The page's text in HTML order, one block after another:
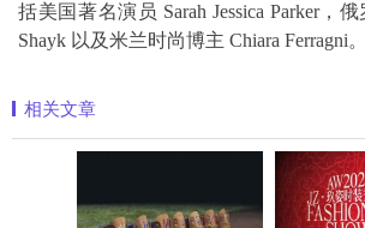
括美国著名演员 Sarah Jessica Parker，
Shayk 以及米兰时尚博主 Chiara Ferragni。
相关文章